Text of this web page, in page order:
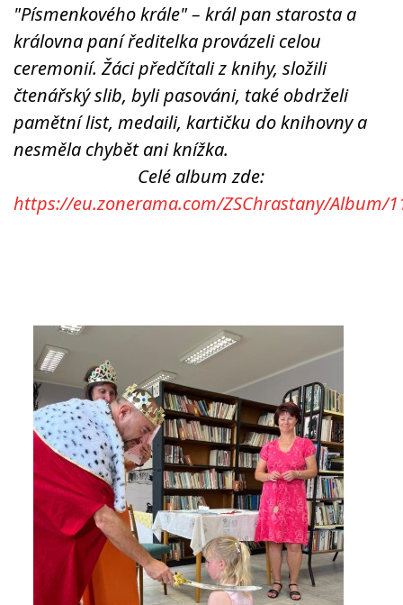
KONTAKTY
ON-LINE KATALOG
WEBOVÁ KAMERA
ČASOSBĚRY - CHRÁŠŤANY
PROJEKT FLYNN "KNIHOVNA" CARSEN
E-KNIHY DO KAŽDÉ KNIHOVNY
GRANTY A DOTACE
MOBILNÍ APLIKACE
"Písmenkového krále" – král pan starosta a
královna paní ředitelka provázeli celou
ceremonií. Žáci předčítali z knihy, složili
čtenářský slib, byli pasováni, také obdrželi
pamětní list, medaili, kartičku do knihovny a
nesměla chybět ani knížka.
Celé album zde:
https://eu.zonerama.com/ZSChrastany/Album/